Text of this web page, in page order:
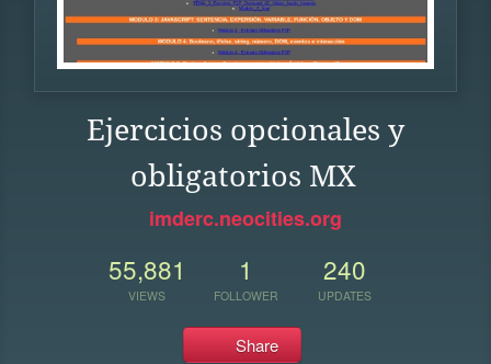
Ejercicios opcionales y
obligatorios MX
imderc.neocities.org
55,881
VIEWS
1
FOLLOWER
240
UPDATES
Share